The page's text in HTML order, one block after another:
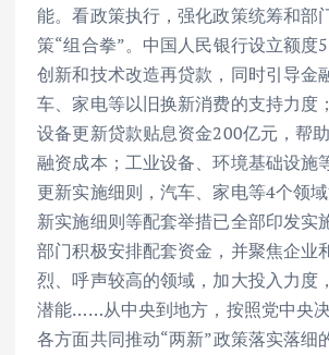
能。看政策执行，强化政策统筹和部
策“组合拳”。中国人民银行设立额度
创新和技术改造再贷款，同时引导金
车、家电等以旧换新消费的支持力度
设备更新贷款贴息资金200亿元，帮
融资成本；工业设备、环境基础设施
更新实施细则，汽车、家电等4个领
新实施细则等配套举措已全部印发实
部门积极安排配套资金，并聚焦企业
烈、呼声较高的领域，加大投入力度
潜能……从中央到地方，按照党中央
各方面共同推动“两新”政策落实落细